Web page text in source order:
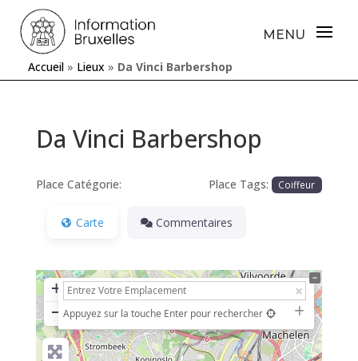
Accueil » Lieux » Da Vinci Barbershop
Da Vinci Barbershop
Place Catégorie: Place Tags: Coiffeur
Carte Commentaires
+
− Appuyez sur la touche Enter pour rechercher